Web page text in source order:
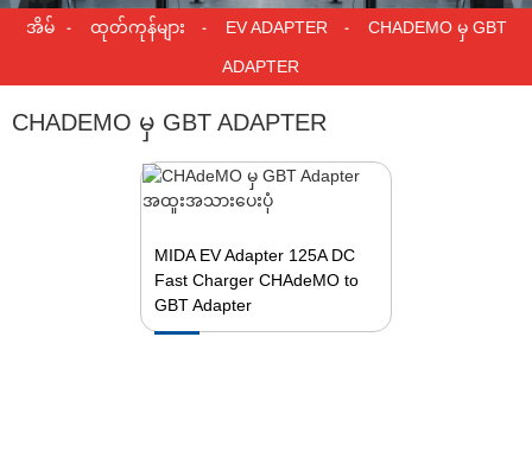
အိမ် ထုတ်ကုန်များ EV ADAPTER CHADEMO မှ GBT
ADAPTER
CHADEMO မှ GBT ADAPTER
MIDA EV Adapter 125A DC
Fast Charger CHAdeMO to
GBT Adapter